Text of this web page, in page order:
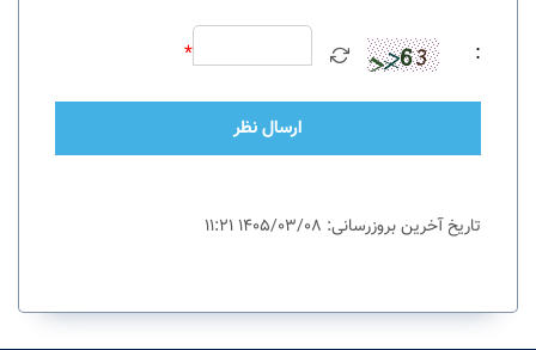
:
*
ارسال نظر
تاریخ آخرین بروزرسانی: 1405/03/08 11:21